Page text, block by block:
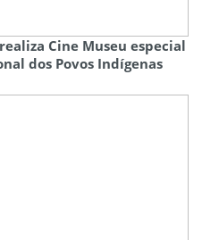
Cine Museu especial
dos Povos Indígenas